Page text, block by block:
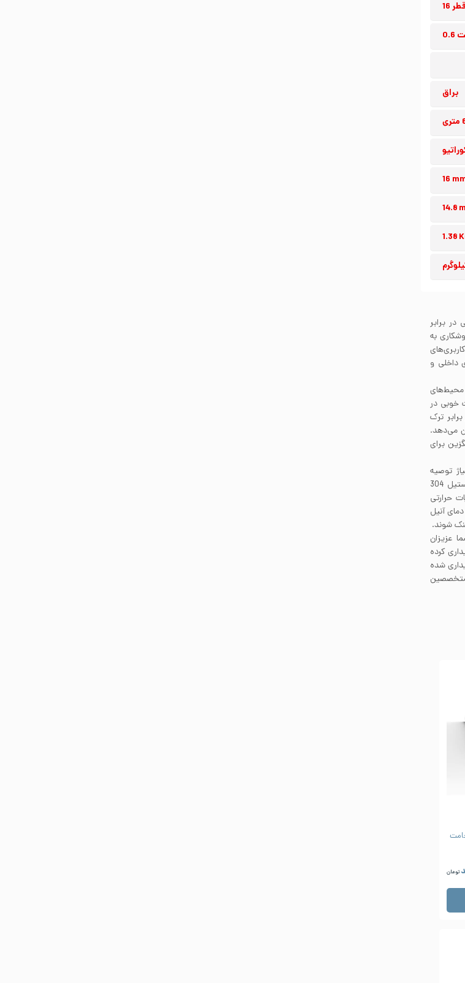
قطر 16
براق
16
14.8
1.38
در برابر
جوشکاری به
در کاربری‌های
می‌توان در محیط‌های داخلی و
استیل 304 را می‌توان در محیط‌های
استفاده کرد. لوله استیل 304 مقاومت خوبی در
ترک
نشان می‌دهد.
جایگزین برای
توصیه
می‌شود از فیلرمتال 308 استفاده کنید. مقاطع ضخیم و سنگین جوشکای شده لوله استیل 304
با انجام عملیات حرارتی
کرد. دمای آنیل
عزیزان
کرده
شده
متخصصین
304 قطر 16 ضخامت
تومان